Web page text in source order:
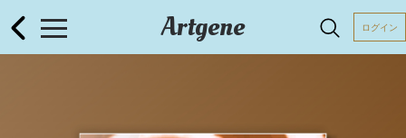
Artgene ログイン